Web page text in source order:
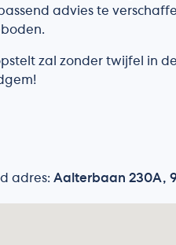
advies te
zal zonder twijfel in
adres: Aalterbaan 230A,